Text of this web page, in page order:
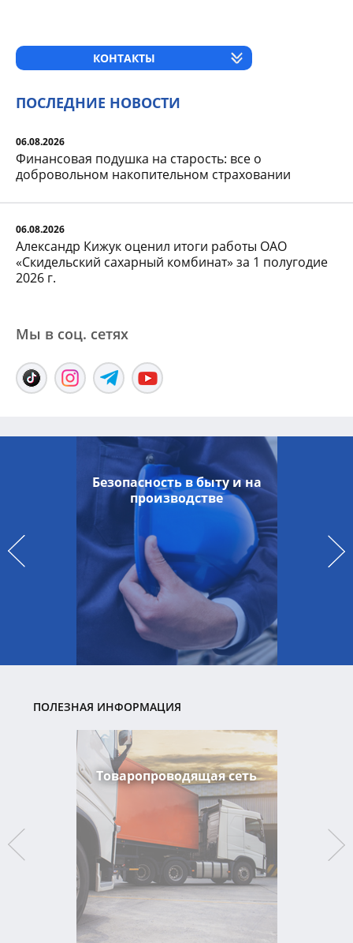
КОНТАКТЫ
ПОСЛЕДНИЕ НОВОСТИ
06.08.2026
Финансовая подушка на старость: все о
добровольном накопительном страховании
06.08.2026
Александр Кижук оценил итоги работы ОАО
«Скидельский сахарный комбинат» за 1 полугодие
2026 г.
Мы в соц. сетяx
Безопасность в быту и на
производстве
ПОЛЕЗНАЯ ИНФОРМАЦИЯ
Товаропроводящая сеть